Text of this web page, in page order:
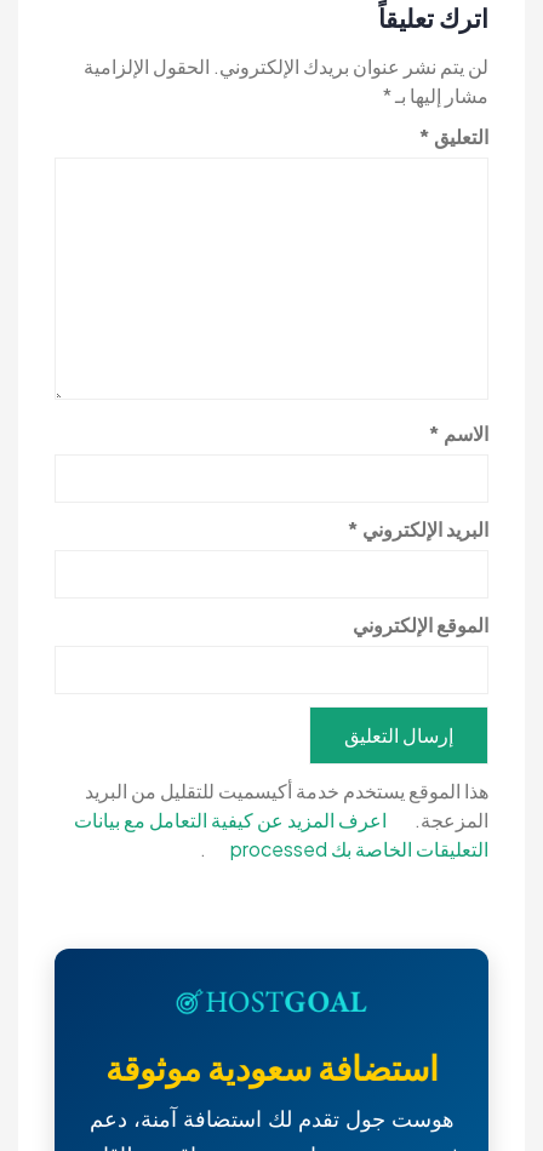
اترك تعليقاً
لن يتم نشر عنوان بريدك الإلكتروني. الحقول الإلزامية
مشار إليها بـ*
التعليق *
الاسم *
البريد الإلكتروني *
الموقع الإلكتروني
هذا الموقع يستخدم خدمة أكيسميت للتقليل من البريد
المزعجة.
اعرف المزيد عن كيفية التعامل مع بيانات
التعليقات الخاصة بك processed
.
استضافة سعودية موثوقة
هوست جول تقدم لك استضافة آمنة، دعم